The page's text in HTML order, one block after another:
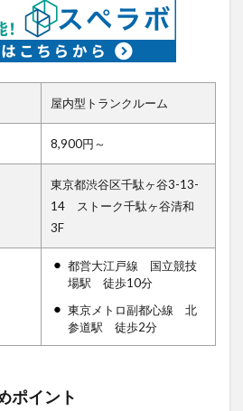
屋内型トランクルーム
8,900円～
東京都渋谷区千駄ヶ谷3-13-
14 ストーク千駄ヶ谷清和
3F
都営大江戸線 国立競技
場駅 徒歩10分
東京メトロ副都心線 北
参道駅 徒歩2分
ポイント